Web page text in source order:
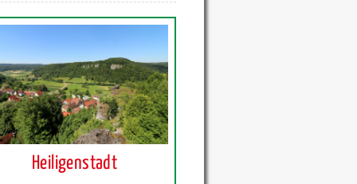
Heiligenstadt